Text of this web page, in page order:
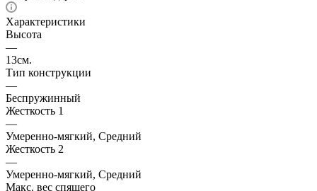
Характеристики
Высота
—
13см.
Тип конструкции
—
Беспружинный
Жесткость 1
—
Умеренно-мягкий, Средний
Жесткость 2
—
Умеренно-мягкий, Средний
Макс. вес спящего